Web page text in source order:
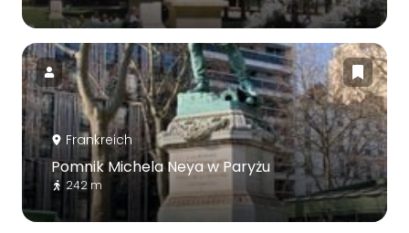
Frankreich
Pomnik Michela Neya w Paryżu
242 m